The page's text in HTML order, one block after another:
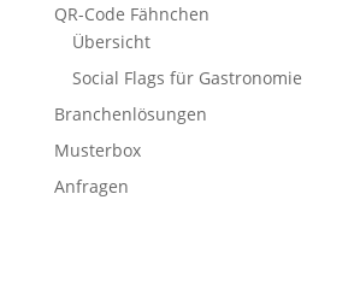
QR-Code Fähnchen
Übersicht
Social Flags für Gastronomie
Branchenlösungen
Musterbox
Anfragen